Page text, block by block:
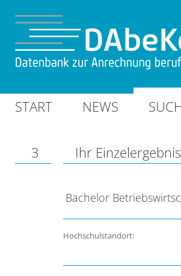
START NEWS
3 Ihr Einzelergebnis
Bachelor
Hochschulstandort: